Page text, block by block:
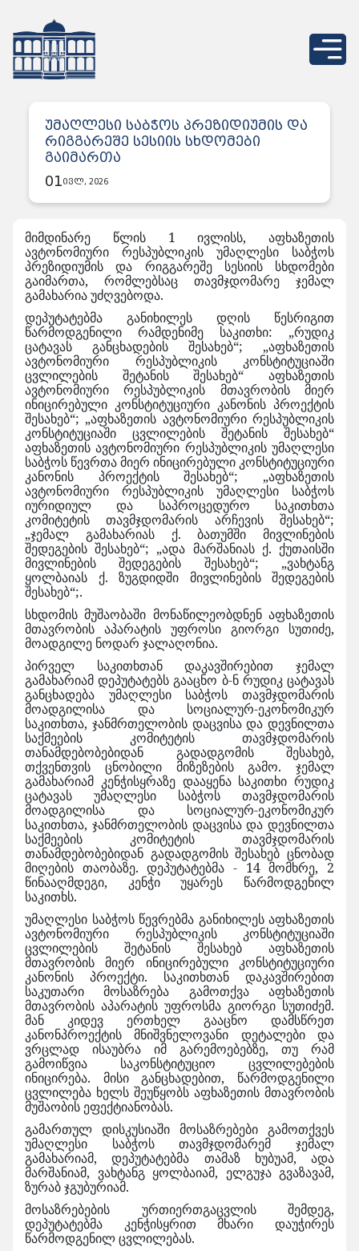
უმაღლესი საბჭოს პრეზიდიუმის და
რიგგარეშე სესიის სხდომები
გაიმართა
01ივლ, 2026
მიმდინარე წლის 1 ივლისს, აფხაზეთის
ავტონომიური რესპუბლიკის უმაღლესი საბჭოს
პრეზიდიუმის და რიგგარეშე სესიის სხდომები
გაიმართა, რომლებსაც თავმჯდომარე ჯემალ
გამახარია უძღვებოდა.
დეპუტატებმა განიხილეს დღის წესრიგით
წარმოდგენილი რამდენიმე საკითხი: „რუდიკ
ცატავას განცხადების შესახებ“; „აფხაზეთის
ავტონომიური რესპუბლიკის კონსტიტუციაში
ცვლილების შეტანის შესახებ“ აფხაზეთის
ავტონომიური რესპუბლიკის მთავრობის მიერ
ინიცირებული კონსტიტუციური კანონის პროექტის
შესახებ“; „აფხაზეთის ავტონომიური რესპუბლიკის
კონსტიტუციაში ცვლილების შეტანის შესახებ“
აფხაზეთის ავტონომიური რესპუბლიკის უმაღლესი
საბჭოს წევრთა მიერ ინიცირებული კონსტიტუციური
კანონის პროექტის შესახებ“; „აფხაზეთის
ავტონომიური რესპუბლიკის უმაღლესი საბჭოს
იურიდიულ და საპროცედურო საკითხთა
კომიტეტის თავმჯდომარის არჩევის შესახებ“;
„ჯემალ გამახარიას ქ. ბათუმში მივლინების
შედეგების შესახებ“; „ადა მარშანიას ქ. ქუთაისში
მივლინების შედეგების შესახებ“; „ვახტანგ
ყოლბაიას ქ. ზუგდიდში მივლინების შედეგების
შესახებ“;.
სხდომის მუშაობაში მონაწილეობდნენ აფხაზეთის
მთავრობის აპარატის უფროსი გიორგი სუთიძე,
მოადგილე ნოდარ ჯალაღონია.
პირველ საკითხთან დაკავშირებით ჯემალ
გამახარიამ დეპუტატებს გააცნო ბ-ნ რუდიკ ცატავას
განცხადება უმაღლესი საბჭოს თავმჯდომარის
მოადგილისა და სოციალურ-ეკონომიკურ
საკითხთა, ჯანმრთელობის დაცვისა და დევნილთა
საქმეების კომიტეტის თავმჯდომარის
თანამდებობებიდან გადადგომის შესახებ,
თქვენთვის ცნობილი მიზეზების გამო. ჯემალ
გამახარიამ კენჭისყრაზე დააყენა საკითხი რუდიკ
ცატავას უმაღლესი საბჭოს თავმჯდომარის
მოადგილისა და სოციალურ-ეკონომიკურ
საკითხთა, ჯანმრთელობის დაცვისა და დევნილთა
საქმეების კომიტეტის თავმჯდომარის
თანამდებობებიდან გადადგომის შესახებ ცნობად
მიღების თაობაზე. დეპუტატებმა - 14 მომხრე, 2
წინააღმდეგი, კენჭი უყარეს წარმოდგენილ
საკითხს.
უმაღლესი საბჭოს წევრებმა განიხილეს აფხაზეთის
ავტონომიური რესპუბლიკის კონსტიტუციაში
ცვლილების შეტანის შესახებ აფხაზეთის
მთავრობის მიერ ინიცირებული კონსტიტუციური
კანონის პროექტი. საკითხთან დაკავშირებით
საკუთარი მოსაზრება გამოთქვა აფხაზეთის
მთავრობის აპარატის უფროსმა გიორგი სუთიძემ.
მან კიდევ ერთხელ გააცნო დამსწრეთ
კანონპროექტის მნიშვნელოვანი დეტალები და
ვრცლად ისაუბრა იმ გარემოებებზე, თუ რამ
გამოიწვია საკონსტიტუციო ცვლილებების
ინიცირება. მისი განცხადებით, წარმოდგენილი
ცვლილება ხელს შეუწყობს აფხაზეთის მთავრობის
მუშაობის ეფექტიანობას.
გამართულ დისკუსიაში მოსაზრებები გამოთქვეს
უმაღლესი საბჭოს თავმჯდომარემ ჯემალ
გამახარიამ, დეპუტატებმა თამაზ ხუბუამ, ადა
მარშანიამ, ვახტანგ ყოლბაიამ, ელგუჯა გვაზავამ,
ზურაბ ჯგუბურიამ.
მოსაზრებების ურთიერთგაცვლის შემდეგ,
დეპუტატებმა კენჭისყრით მხარი დაუჭირეს
წარმოდგენილ ცვლილებას.